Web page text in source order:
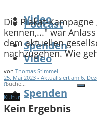
Podcast
Video
Spenden
Video
Spenden
Kein Ergebnis
Die Plakat-
kennen,..." war
dem aktuellen
nachzugehen. Wie
von Thomas Stimmel
25. Mai 2023 - Aktualisiert am 6.
0
Kultur